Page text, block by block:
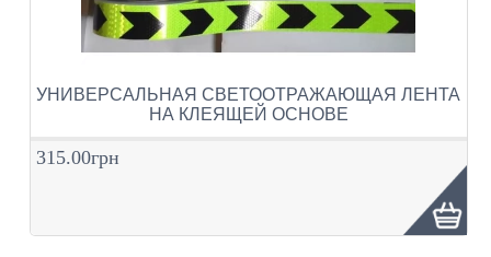
УНИВЕРСАЛЬНАЯ СВЕТООТРАЖАЮЩАЯ ЛЕНТА
НА КЛЕЯЩЕЙ ОСНОВЕ
315.00грн